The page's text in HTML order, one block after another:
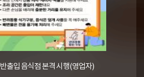
출입 음식점 본격 시행(영업자)